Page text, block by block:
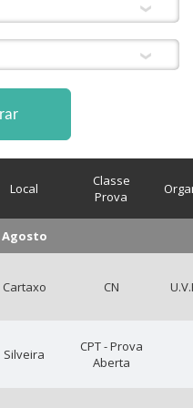
Local
Classe
Prova
Agosto
Cartaxo CN
Silveira
CPT - Prova
Aberta